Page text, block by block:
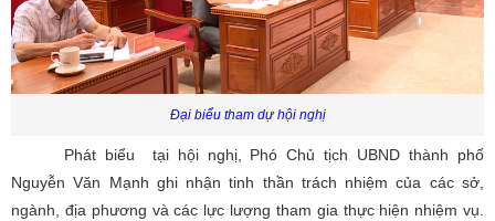
Đại biểu tham dự hội nghị
Phát biểu tại hội nghị, Phó Chủ tịch UBND thành phố
Nguyễn Văn Mạnh ghi nhận tinh thần trách nhiệm của các sở,
ngành, địa phương và các lực lượng tham gia thực hiện nhiệm vụ.